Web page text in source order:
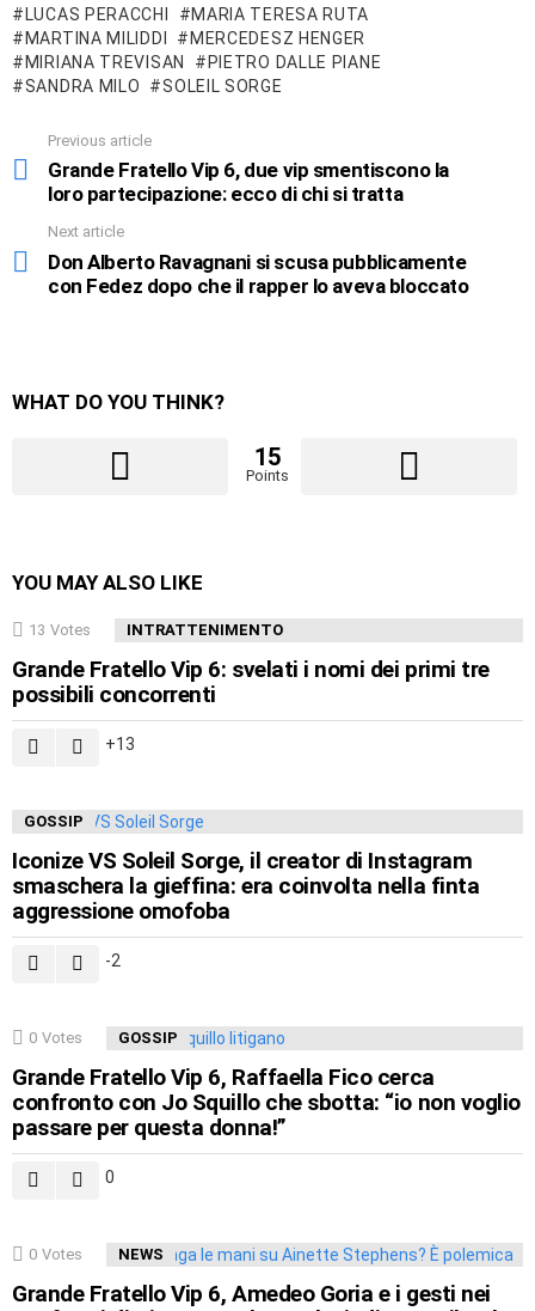
LUCAS PERACCHI
MARIA TERESA RUTA
MARTINA MILIDDI
MERCEDESZ HENGER
MIRIANA TREVISAN
PIETRO DALLE PIANE
SANDRA MILO
SOLEIL SORGE
more
Previous article
Grande Fratello Vip 6, due vip smentiscono la
loro partecipazione: ecco di chi si tratta
Next article
Don Alberto Ravagnani si scusa pubblicamente
con Fedez dopo che il rapper lo aveva bloccato
WHAT DO YOU THINK?
15
Points
YOU MAY ALSO LIKE
13 Votes INTRATTENIMENTO
Grande Fratello Vip 6: svelati i nomi dei primi tre
possibili concorrenti
13
GOSSIP
Iconize VS Soleil Sorge, il creator di Instagram
smaschera la gieffina: era coinvolta nella finta
aggressione omofoba
-2
0 Votes GOSSIP
Grande Fratello Vip 6, Raffaella Fico cerca
confronto con Jo Squillo che sbotta: “io non voglio
passare per questa donna!”
0
0 Votes NEWS
Grande Fratello Vip 6, Amedeo Goria e i gesti nei